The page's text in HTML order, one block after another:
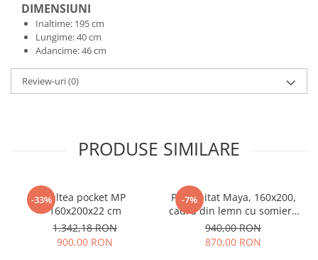
DIMENSIUNI
Inaltime: 195 cm
Lungime: 40 cm
Adancime: 46 cm
Review-uri(0)
PRODUSE SIMILARE
-33%Saltea pocket MP
160x200x22 cm
1.342,18 RON
900,00 RON
-7%
Pat tapitat Maya, 160x200,
cadru din lemn cu somiera
fixa, culoare Bej
940,00 RON
870,00 RON